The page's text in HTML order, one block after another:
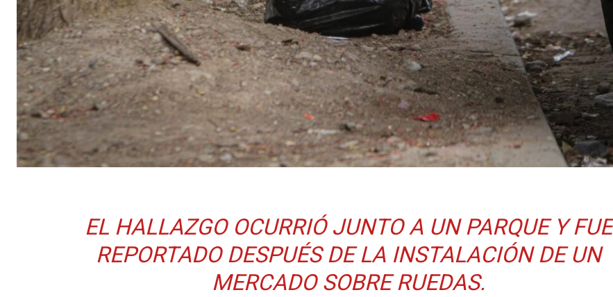
EL HALLAZGO OCURRIÓ JUNTO A UN PARQUE Y FUE
REPORTADO DESPUÉS DE LA INSTALACIÓN DE UN
MERCADO SOBRE RUEDAS.